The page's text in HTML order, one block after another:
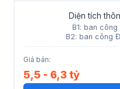
Diện tích
B1: ban
B2: ban công
Giá bán:
5,5 - 6,3 tỷ